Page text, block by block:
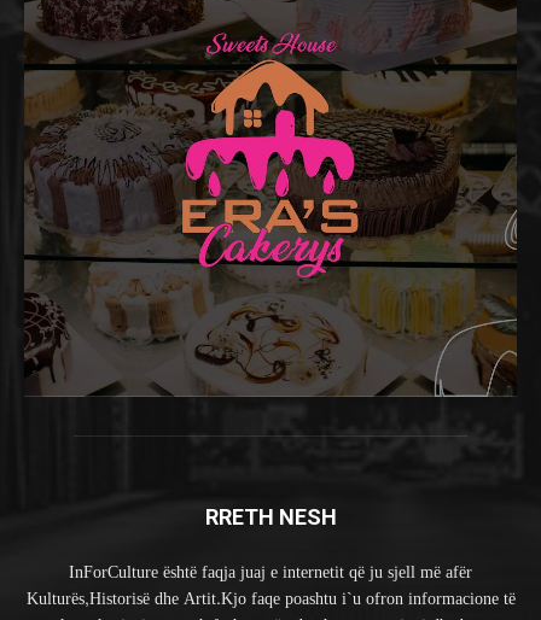
RRETH NESH
InForCulture është faqja juaj e internetit që ju sjell më afër
Kulturës,Historisë dhe Artit.Kjo faqe poashtu i`u ofron informacione të